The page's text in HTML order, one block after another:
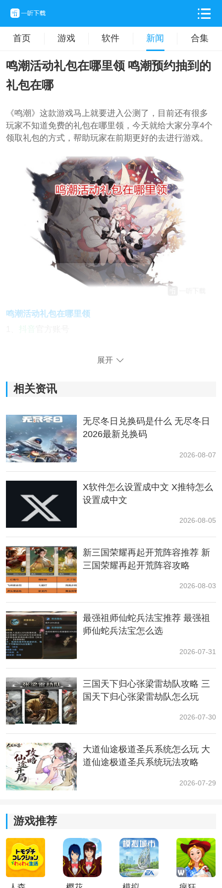
首页 游戏 软件 新闻 合集
鸣潮活动礼包在哪里领 鸣潮预约抽到的
礼包在哪
《鸣潮》这款游戏马上就要进入公测了，目前还有很多
玩家不知道免费的礼包在哪里领，今天就给大家分享4个
领取礼包的方式，帮助玩家在前期更好的去进行游戏。
鸣潮活动礼包在哪里领
抖音
2、抖音手柄内预约礼包
打开抖音，搜索鸣潮，会有很多
攻略，一般右下角
3、鸣潮官方 社区的库街区
活动时间：2024年5月16日~5月23日23点59分
展开
相关资讯
无尽冬日兑换码是什么 无尽冬日
2026最新兑换码
2026-08-07
X软件怎么设置成中文 X推特怎么
设置成中文
2026-08-05
新三国荣耀再起开荒阵容推荐 新
三国荣耀再起开荒阵容攻略
2026-08-03
最强祖师仙蛇兵法宝推荐 最强祖
师仙蛇兵法宝怎么选
2026-07-31
三国天下归心张梁雷劫队攻略 三
国天下归心张梁雷劫队怎么玩
2026-07-30
大道仙途极道圣兵系统怎么玩 大
道仙途极道圣兵系统玩法攻略
2026-07-29
游戏推荐